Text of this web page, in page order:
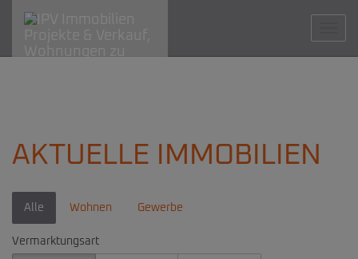
AKTUELLE IMMOBILIEN
Alle Wohnen Gewerbe
Vermarktungsart